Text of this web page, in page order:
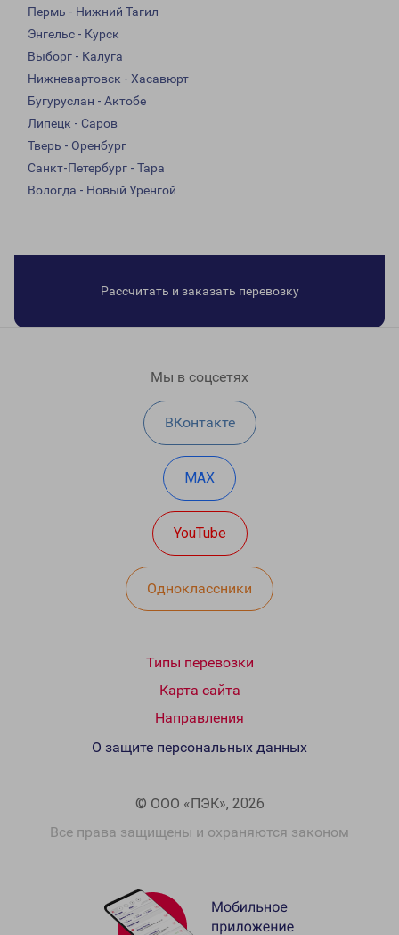
Пермь - Нижний Тагил
Энгельс - Курск
Выборг - Калуга
Нижневартовск - Хасавюрт
Бугуруслан - Актобе
Липецк - Саров
Тверь - Оренбург
Санкт-Петербург - Тара
Вологда - Новый Уренгой
Рассчитать и заказать перевозку
Мы в соцсетях
ВКонтакте
MAX
YouTube
Одноклассники
Типы перевозки
Карта сайта
Направления
© ООО «ПЭК», 2026
Все права защищены и охраняются законом
О защите персональных данных